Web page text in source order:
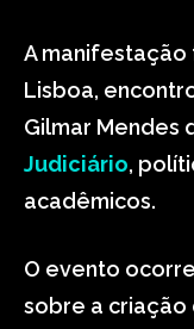
A
Lisboa,
Gilmar Mendes
Judiciário,
acadêmicos.
O evento
sobre a criação